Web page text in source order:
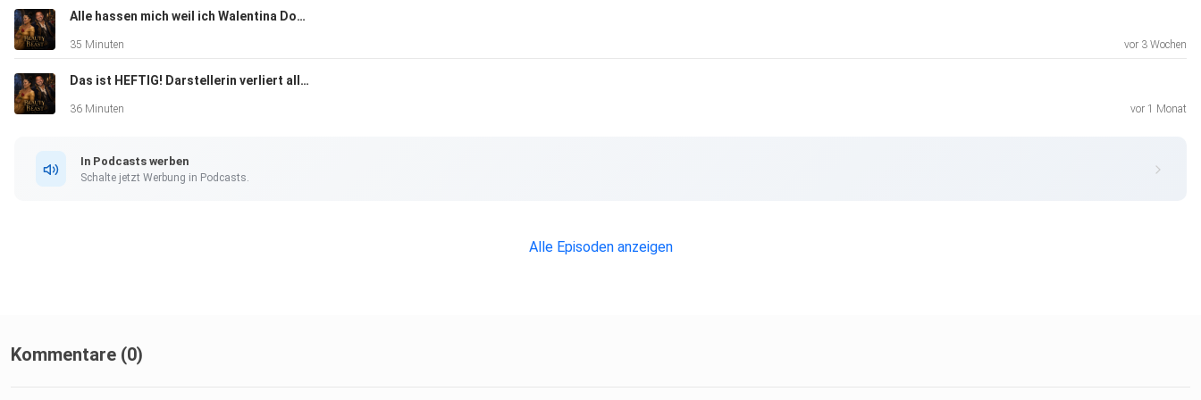
Alle hassen mich weil ich Walentina Doronina eine Plattform gebe 🫣
35 Minuten vor 3 Wochen
Das ist HEFTIG! Darstellerin verliert alles bei Love Scam Betrug AMORE UNTER PALMEN | Yvonne Mouhlen
36 Minuten vor 1 Monat
In Podcasts werben
Schalte jetzt Werbung in Podcasts.
Alle Episoden anzeigen
Kommentare (0)